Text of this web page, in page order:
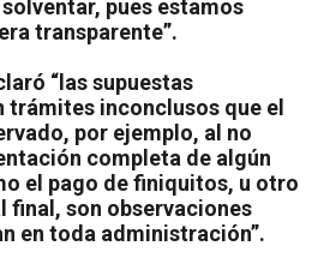
pues estamos
transparente”.
“las supuestas
inconclusos que el
por ejemplo, al no
completa de algún
el pago de finiquitos, u otro
final, son observaciones
en toda administración”.